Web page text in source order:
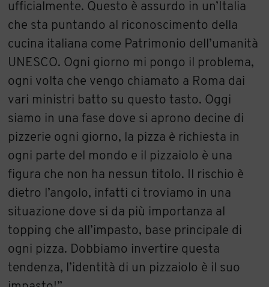
ufficialmente. Questo è assurdo in un’Italia
che sta puntando al riconoscimento della
cucina italiana come Patrimonio dell’umanità
UNESCO. Ogni giorno mi pongo il problema,
ogni volta che vengo chiamato a Roma dai
vari ministri batto su questo tasto. Oggi
siamo in una fase dove si aprono decine di
pizzerie ogni giorno, la pizza è richiesta in
ogni parte del mondo e il pizzaiolo è una
figura che non ha nessun titolo. Il rischio è
dietro l’angolo, infatti ci troviamo in una
situazione dove si da più importanza al
topping che all’impasto, base principale di
ogni pizza. Dobbiamo invertire questa
tendenza, l’identità di un pizzaiolo è il suo